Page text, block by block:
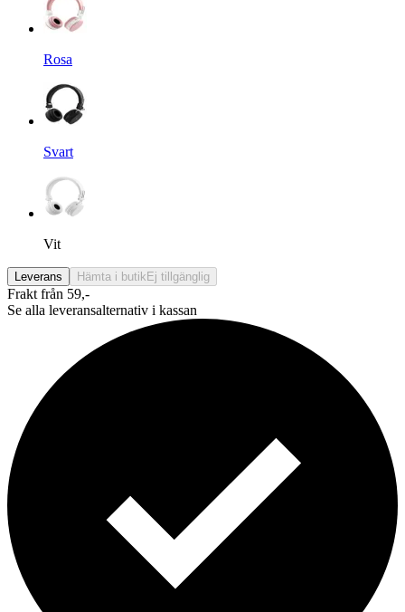
Rosa
Svart
Vit
Leverans Hämta i butik Ej tillgänglig
Frakt från 59,-
Se alla leveransalternativ i kassan